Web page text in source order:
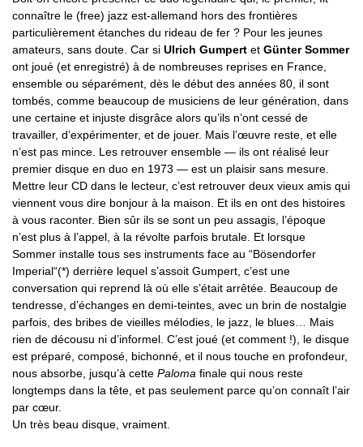
connaître le (free) jazz est-allemand hors des frontières
particulièrement étanches du rideau de fer ? Pour les jeunes
amateurs, sans doute. Car si Ulrich Gumpert et Günter Sommer
ont joué (et enregistré) à de nombreuses reprises en France,
ensemble ou séparément, dès le début des années 80, il sont
tombés, comme beaucoup de musiciens de leur génération, dans
une certaine et injuste disgrâce alors qu’ils n’ont cessé de
travailler, d’expérimenter, et de jouer. Mais l’œuvre reste, et elle
n’est pas mince. Les retrouver ensemble — ils ont réalisé leur
premier disque en duo en 1973 — est un plaisir sans mesure.
Mettre leur CD dans le lecteur, c’est retrouver deux vieux amis qui
viennent vous dire bonjour à la maison. Et ils en ont des histoires
à vous raconter. Bien sûr ils se sont un peu assagis, l’époque
n’est plus à l’appel, à la révolte parfois brutale. Et lorsque
Sommer installe tous ses instruments face au “Bösendorfer
Imperial“(*) derrière lequel s’assoit Gumpert, c’est une
conversation qui reprend là où elle s’était arrêtée. Beaucoup de
tendresse, d’échanges en demi-teintes, avec un brin de nostalgie
parfois, des bribes de vieilles mélodies, le jazz, le blues… Mais
rien de décousu ni d’informel. C’est joué (et comment !), le disque
est préparé, composé, bichonné, et il nous touche en profondeur,
nous absorbe, jusqu’à cette Paloma finale qui nous reste
longtemps dans la tête, et pas seulement parce qu’on connaît l’air
par cœur.
Un très beau disque, vraiment.